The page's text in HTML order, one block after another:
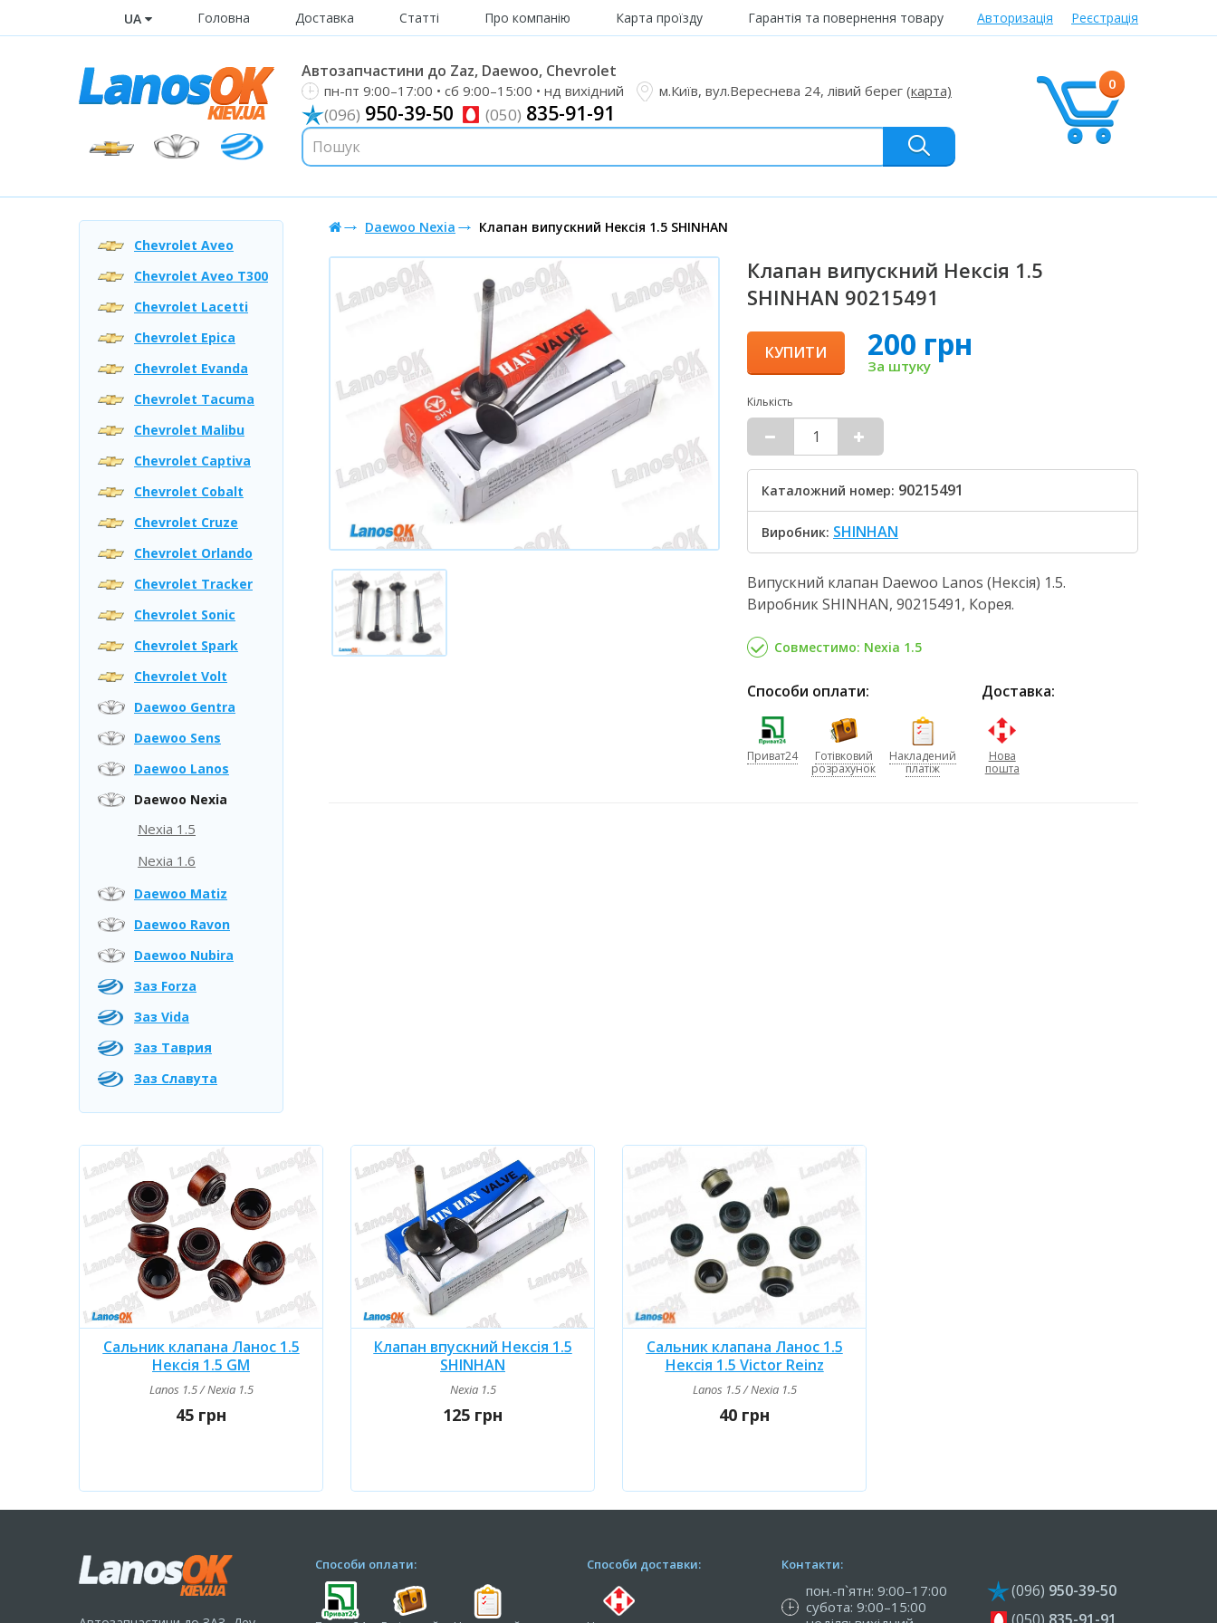
UA Головна Доставка Статті Про компанію Карта проїзду Гарантія та повернення товару Авторизація Реєстрація
0
Автозапчастини до Zaz, Daewoo, Chevrolet
пн-пт 9:00–17:00 • сб 9:00–15:00 • нд вихідний м.Київ, вул.Вереснева 24, лівий берег (карта)
(096) 950-39-50 (050) 835-91-91
Chevrolet Aveo
Chevrolet Aveo T300
Chevrolet Lacetti
Chevrolet Epica
Chevrolet Evanda
Chevrolet Tacuma
Chevrolet Malibu
Chevrolet Captiva
Chevrolet Cobalt
Chevrolet Cruze
Chevrolet Orlando
Chevrolet Tracker
Chevrolet Sonic
Chevrolet Spark
Chevrolet Volt
Daewoo Gentra
Daewoo Sens
Daewoo Lanos
Daewoo Nexia
Nexia 1.5
Nexia 1.6
Daewoo Matiz
Daewoo Ravon
Daewoo Nubira
Заз Forza
Заз Vida
Заз Таврия
Заз Славута
Daewoo Nexia Клапан випускний Нексія 1.5 SHINHAN
Клапан випускний Нексія 1.5
SHINHAN 90215491
КУПИТИ 200 грн
За штуку
Кількість
Каталожний номер: 90215491
Виробник: SHINHAN
Випускний клапан Daewoo Lanos (Нексія) 1.5.
Виробник SHINHAN, 90215491, Корея.
Совместимо: Nexia 1.5
Способи оплати:
Приват24
Готівковий
розрахунок
Накладений
платіж
Доставка:
Нова
пошта
Сальник клапана Ланос 1.5
Нексія 1.5 GM
Lanos 1.5 / Nexia 1.5
45 грн
Клапан впускний Нексія 1.5
SHINHAN
Nexia 1.5
125 грн
Сальник клапана Ланос 1.5
Нексія 1.5 Victor Reinz
Lanos 1.5 / Nexia 1.5
40 грн
Способи оплати: Способи доставки: Контакти:
пон.-п`ятн: 9:00–17:00
субота: 9:00–15:00
(096) 950-39-50